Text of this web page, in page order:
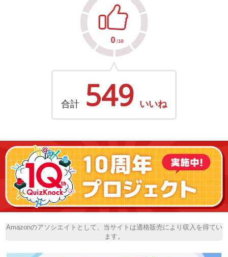
合計 549 いいね
Amazonのアソシエイトとして、当サイトは適格販売により収入を得てい
ます。